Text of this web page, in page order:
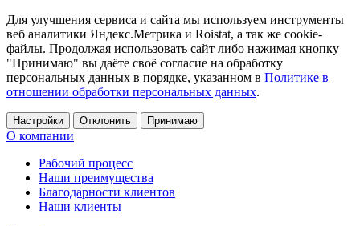
Для улучшения сервиса и сайта мы используем инструменты
веб аналитики Яндекс.Метрика и Roistat, а так же cookie-
файлы. Продолжая использовать сайт либо нажимая кнопку
"Принимаю" вы даёте своё согласие на обработку
персональных данных в порядке, указанном в Политике в
отношении обработки персональных данных.
Настройки Отклонить Принимаю
О компании
Рабочий процесс
Наши преимущества
Благодарности клиентов
Наши клиенты